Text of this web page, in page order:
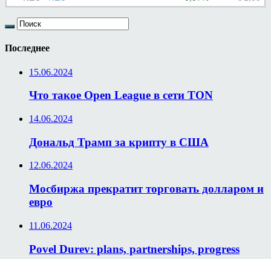
Последнее
15.06.2024
Что такое Open League в сети TON
14.06.2024
Дональд Трамп за крипту в США
12.06.2024
Мосбиржа прекратит торговать долларом и
евро
11.06.2024
Povel Durev: plans, partnerships, progress